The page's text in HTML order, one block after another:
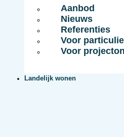
Aanbod
Nieuws
Referenties
Voor
Voor
Landelijk wonen